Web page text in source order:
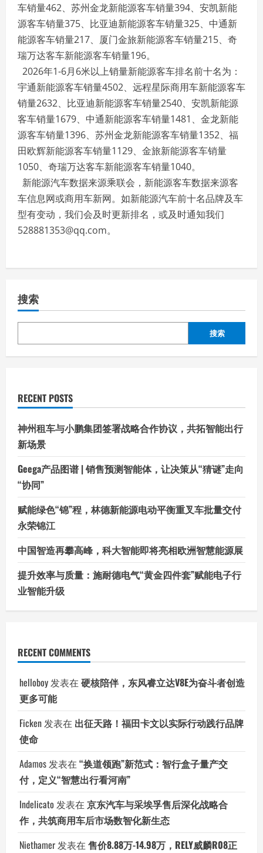
车销量462、苏州金龙新能源客车销量394、安凯新能
源客车销量375、比亚迪新能源客车销量325、中通新
能源客车销量217、厦门金旅新能源客车销量215、奇
瑞万达客车新能源客车销量196。
2026年1-6月6米以上销量新能源客车排名前十名为：
宇通新能源客车销量4502、远程星际商用车新能源客车
销量2632、比亚迪新能源客车销量2540、安凯新能源
客车销量1679、中通新能源客车销量1481、金龙新能
源客车销量1396、苏州金龙新能源客车销量1352、福
田欧辉新能源客车销量1129、金旅新能源客车销量
1050、奇瑞万达客车新能源客车销量1040。
新能源汽车数据来源乘联会，新能源客车数据来源客
车信息网或商用车新网。如新能源汽车前十名品牌及车
型有变动，我们会及时更新排名，或及时通知我们
528881353@qq.com。
搜索
搜索
RECENT POSTS
神州租车与小鹏集团签署战略合作协议，共拓智能出行
新场景
Geega产品图谱 | 销售预测智能体，让决策从“猜谜”走向
“协同”
赋能绿色“锦”程，林德新能源电动平衡重叉车批量交付
永荣锦江
中国智造再攀高峰，科大智能即将亮相欧洲智慧能源展
提升效率与质量：施耐德电气“黄金四件套”赋能电子行
业智能升级
RECENT COMMENTS
helloboy发表在 硬核陪伴，东风睿立达V8E为奋斗者创造
更多可能
Ficken发表在 出征天路！福田卡文以实际行动践行品牌
使命
Adamos发表在 “换道领跑”新范式：智行盒子量产交
付，定义“智慧出行看河南”
Indelicato 发表在 京东汽车与采埃孚售后深化战略合
作，共筑商用车后市场数智化新生态
Niethamer发表在 售价8.88万-14.98万，RELY威麟R08正